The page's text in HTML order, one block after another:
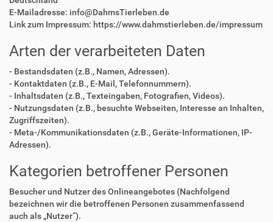
E-Mailadresse: info@DahmsTierleben.de
Link zum Impressum: https://www.dahmstierleben.de/impressum
Arten der verarbeiteten Daten
- Bestandsdaten (z.B., Namen, Adressen).
- Kontaktdaten (z.B., E-Mail, Telefonnummern).
- Inhaltsdaten (z.B., Texteingaben, Fotografien, Videos).
- Nutzungsdaten (z.B., besuchte Webseiten, Interesse an Inhalten,
Zugriffszeiten).
- Meta-/Kommunikationsdaten (z.B., Geräte-Informationen, IP-
Adressen).
Kategorien betroffener Personen
Besucher und Nutzer des Onlineangebotes (Nachfolgend
bezeichnen wir die betroffenen Personen zusammenfassend
auch als „Nutzer“).